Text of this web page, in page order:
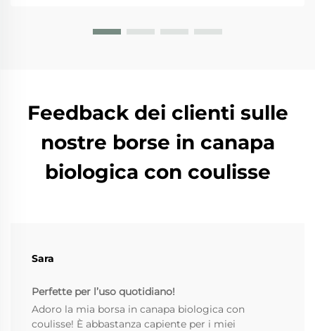
Feedback dei clienti sulle
nostre borse in canapa
biologica con coulisse
Sara
Perfette per l’uso quotidiano!
Adoro la mia borsa in canapa biologica con
coulisse! È abbastanza capiente per i miei